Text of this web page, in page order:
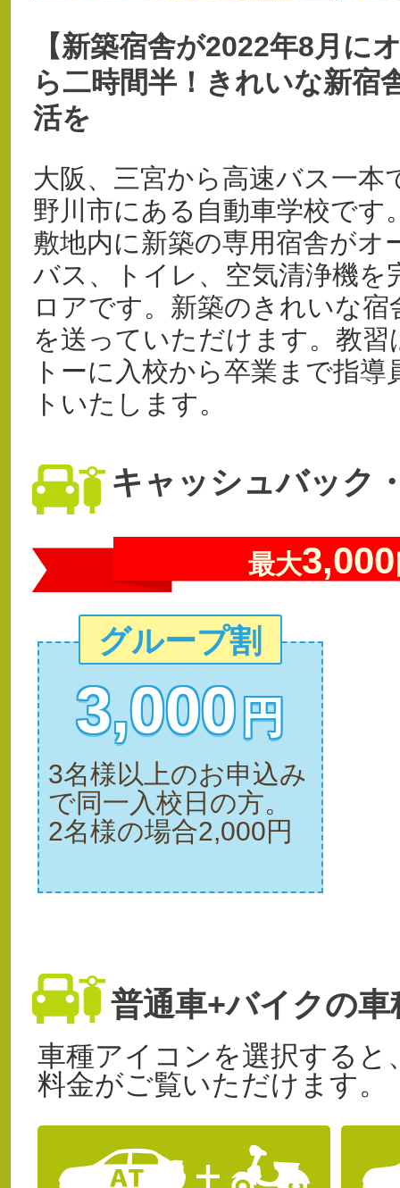
【新築宿舎が2022年8月に
ら二時間半！きれいな新宿
活を
大阪、三宮から高速バス一本
野川市にある自動車学校です
敷地内に新築の専用宿舎がオ
バス、トイレ、空気清浄機を
ロアです。新築のきれいな宿
を送っていただけます。教
トーに入校から卒業まで指
トいたします。
キャッシュバック
最大3,000
グループ割
3,000 円
3名様以上のお申込み
で同一入校日の方。
2名様の場合2,000円
普通車+バイクの車
車種アイコンを選択すると
料金がご覧いただけます。